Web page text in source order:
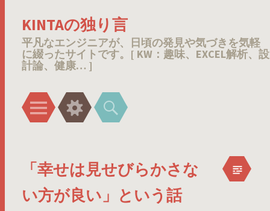
KINTAの独り言
平凡なエンジニアが、日頃の発見や気づきを気軽
に綴ったサイトです。[ KW：趣味、EXCEL解析、設
計論、健康… ]
メ
ニ
ウ
ィ
ッ
ト
検
索
「幸せは見せびらかさな
い方が良い」という話